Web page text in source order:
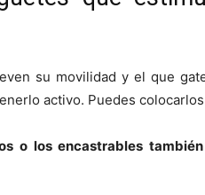
su movilidad y el que
activo. Puedes
o los encastrables